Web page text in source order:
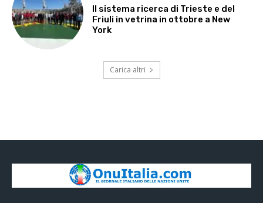
Il sistema ricerca di Trieste e del
Friuli in vetrina in ottobre a New
York
Carica altri